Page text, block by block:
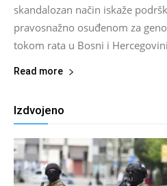
skandalozan način iskaže
pravosnažno osuđenom za
tokom rata u Bosni i
Read more
Izdvojeno